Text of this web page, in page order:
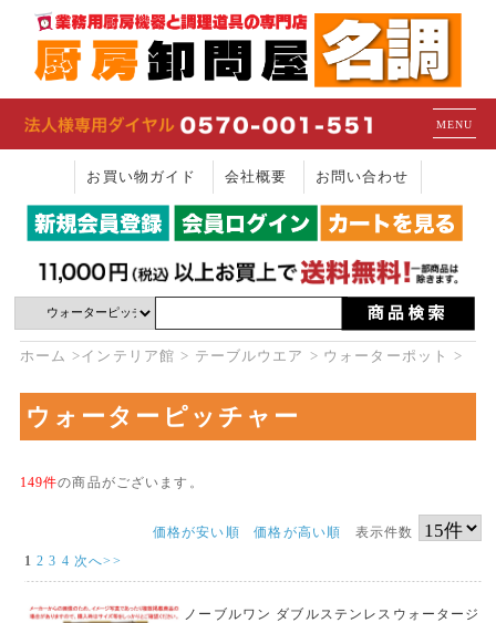
MENU
お買い物ガイド 会社概要 お問い合わせ
ホーム インテリア館 テーブルウエア ウォーターポット
ウォーターピッチャー
149件の商品がございます。
価格が安い順 価格が高い順 表示件数
1 2 3 4 次へ>>
ノーブルワン ダブルステンレスウォータージ